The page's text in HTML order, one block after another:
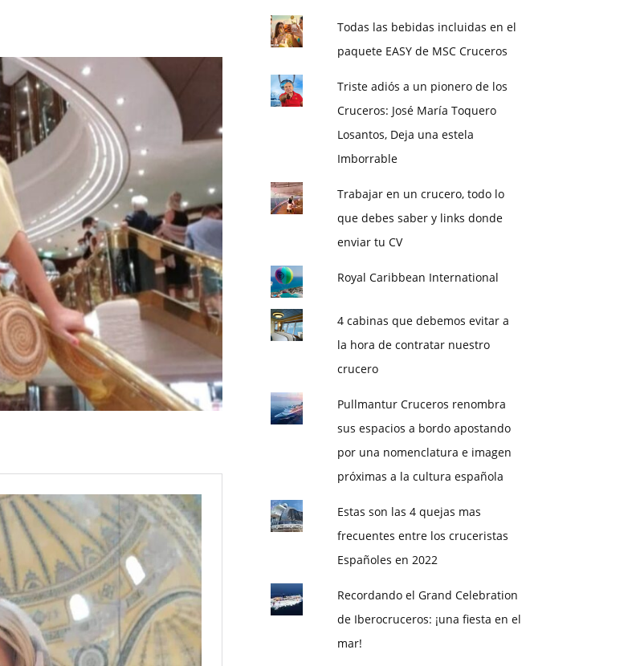
Todas las bebidas incluidas en el
paquete EASY de MSC Cruceros
Triste adiós a un pionero de los
Cruceros: José María Toquero
Losantos, Deja una estela
Imborrable
Trabajar en un crucero, todo lo
que debes saber y links donde
enviar tu CV
Royal Caribbean International
4 cabinas que debemos evitar a
la hora de contratar nuestro
crucero
Pullmantur Cruceros renombra
sus espacios a bordo apostando
por una nomenclatura e imagen
próximas a la cultura española
Estas son las 4 quejas mas
frecuentes entre los cruceristas
Españoles en 2022
Recordando el Grand Celebration
de Iberocruceros: ¡una fiesta en el
mar!